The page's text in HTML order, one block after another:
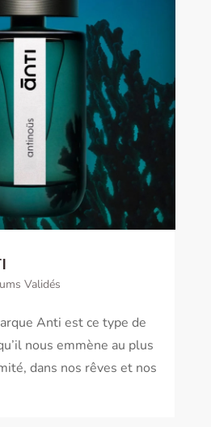
Validés
Anti est ce type de
nous emmène au plus
dans nos rêves et nos